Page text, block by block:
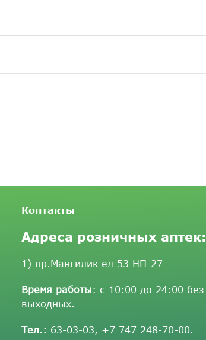
Контакты
Адреса розничных аптек:
1) пр.Мангилик ел 53 НП-27
Время работы: с 10:00 до 24:00 без
выходных.
Тел.: 63-03-03, +7 747 248-70-00.